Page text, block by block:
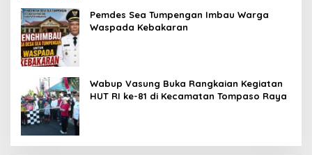
Pemdes Sea Tumpengan Imbau Warga
Waspada Kebakaran
Wabup Vasung Buka Rangkaian Kegiatan
HUT RI ke-81 di Kecamatan Tompaso Raya